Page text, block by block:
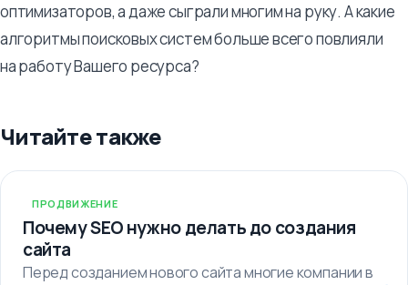
оптимизаторов, а даже сыграли многим на руку. А какие
алгоритмы поисковых систем больше всего повлияли
на работу Вашего ресурса?
Читайте также
ПРОДВИЖЕНИЕ
Почему SEO нужно делать до создания
сайта
Перед созданием нового сайта многие компании в